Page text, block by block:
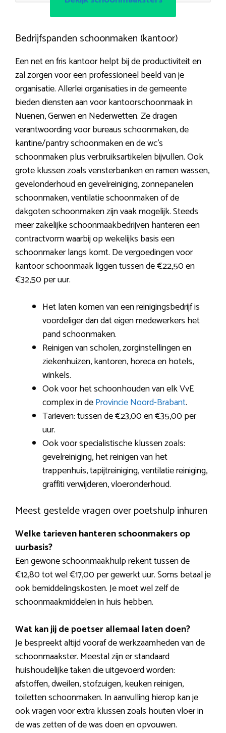
Bedrijfspanden schoonmaken (kantoor)
Een net en fris kantoor helpt bij de productiviteit en
zal zorgen voor een professioneel beeld van je
organisatie. Allerlei organisaties in de gemeente
bieden diensten aan voor kantoorschoonmaak in
Nuenen, Gerwen en Nederwetten. Ze dragen
verantwoording voor bureaus schoonmaken, de
kantine/pantry schoonmaken en de wc’s
schoonmaken plus verbruiksartikelen bijvullen. Ook
grote klussen zoals vensterbanken en ramen wassen,
gevelonderhoud en gevelreiniging, zonnepanelen
schoonmaken, ventilatie schoonmaken of de
dakgoten schoonmaken zijn vaak mogelijk. Steeds
meer zakelijke schoonmaakbedrijven hanteren een
contractvorm waarbij op wekelijks basis een
schoonmaker langs komt. De vergoedingen voor
kantoor schoonmaak liggen tussen de €22,50 en
€32,50 per uur.
Het laten komen van een reinigingsbedrijf is
voordeliger dan dat eigen medewerkers het
pand schoonmaken.
Reinigen van scholen, zorginstellingen en
ziekenhuizen, kantoren, horeca en hotels,
winkels.
Ook voor het schoonhouden van elk VvE
complex in deProvincie Noord-Brabant.
Tarieven: tussen de €23,00 en €35,00 per
uur.
Ook voor specialistische klussen zoals:
gevelreiniging, het reinigen van het
trappenhuis, tapijtreiniging, ventilatie reiniging,
graffiti verwijderen, vloeronderhoud.
Meest gestelde vragen over poetshulp inhuren
Welke tarieven hanteren schoonmakers op
uurbasis?
Een gewone schoonmaakhulp rekent tussen de
€12,80 tot wel €17,00 per gewerkt uur. Soms betaal je
ook bemiddelingskosten. Je moet wel zelf de
schoonmaakmiddelen in huis hebben.
Wat kan jij de poetser allemaal laten doen?
Je bespreekt altijd vooraf de werkzaamheden van de
schoonmaakster. Meestal zijn er standaard
huishoudelijke taken die uitgevoerd worden:
afstoffen, dweilen, stofzuigen, keuken reinigen,
toiletten schoonmaken. In aanvulling hierop kan je
ook vragen voor extra klussen zoals houten vloer in
de was zetten of de was doen en opvouwen.